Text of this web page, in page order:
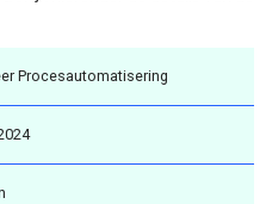
Procesautomatisering